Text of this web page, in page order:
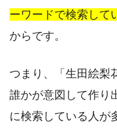
ーワードで検索して
からです。
つまり、「生田絵梨
誰かが意図して作り
に検索している人が